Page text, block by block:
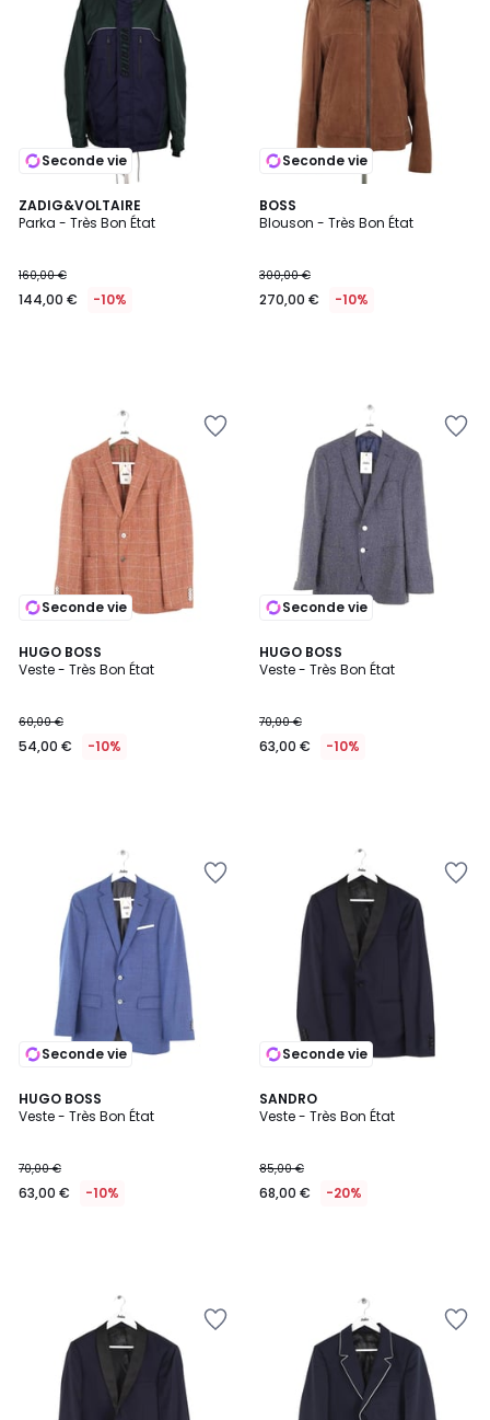
Seconde vie
ZADIG&VOLTAIRE
Parka - Très Bon État
160,00 €
144,00 € -10%
Seconde vie
BOSS
Blouson - Très Bon État
300,00 €
270,00 € -10%
Seconde vie
HUGO BOSS
Veste - Très Bon État
60,00 €
54,00 € -10%
Seconde vie
HUGO BOSS
Veste - Très Bon État
70,00 €
63,00 € -10%
Seconde vie
HUGO BOSS
Veste - Très Bon État
70,00 €
63,00 € -10%
Seconde vie
SANDRO
Veste - Très Bon État
85,00 €
68,00 € -20%